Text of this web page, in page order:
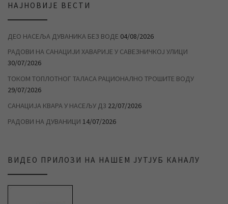
НАЈНОВИЈЕ ВЕСТИ
ДЕО НАСЕЉА ДУВАНИКА БЕЗ ВОДЕ 04/08/2026
РАДОВИ НА САНАЦИЈИ ХАВАРИЈЕ У САВЕЗНИЧКОЈ УЛИЦИ
30/07/2026
ТОКОМ ТОПЛОТНОГ ТАЛАСА РАЦИОНАЛНО ТРОШИТЕ ВОДУ
29/07/2026
САНАЦИЈА КВАРА У НАСЕЉУ Д3 22/07/2026
РАДОВИ НА ДУВАНИЦИ 14/07/2026
ВИДЕО ПРИЛОЗИ НА НАШЕМ ЈУТЈУБ КАНАЛУ